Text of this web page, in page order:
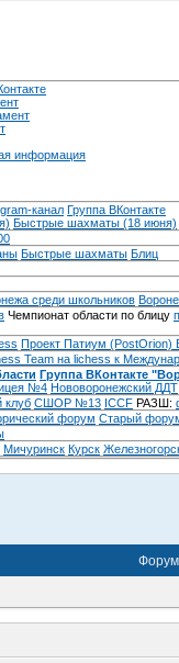
информация
канал Группа ВКонтакте
Быстрые шахматы (18 июня)
Быстрые шахматы Блиц
среди школьников
Чемпионат области по блицу
Проект Патиум (PostOrion)
Team на lichess к
Группа ВКонтакте
№4 Нововоронежский ДДТ
клуб СШОР №13 ICCF РАЗШ:
форум Cтарый
Мичуринск Курск
Форум